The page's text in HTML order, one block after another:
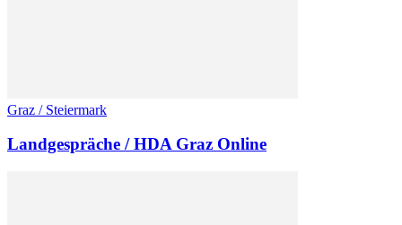
Graz / Steiermark
Landgespräche / HDA Graz Online